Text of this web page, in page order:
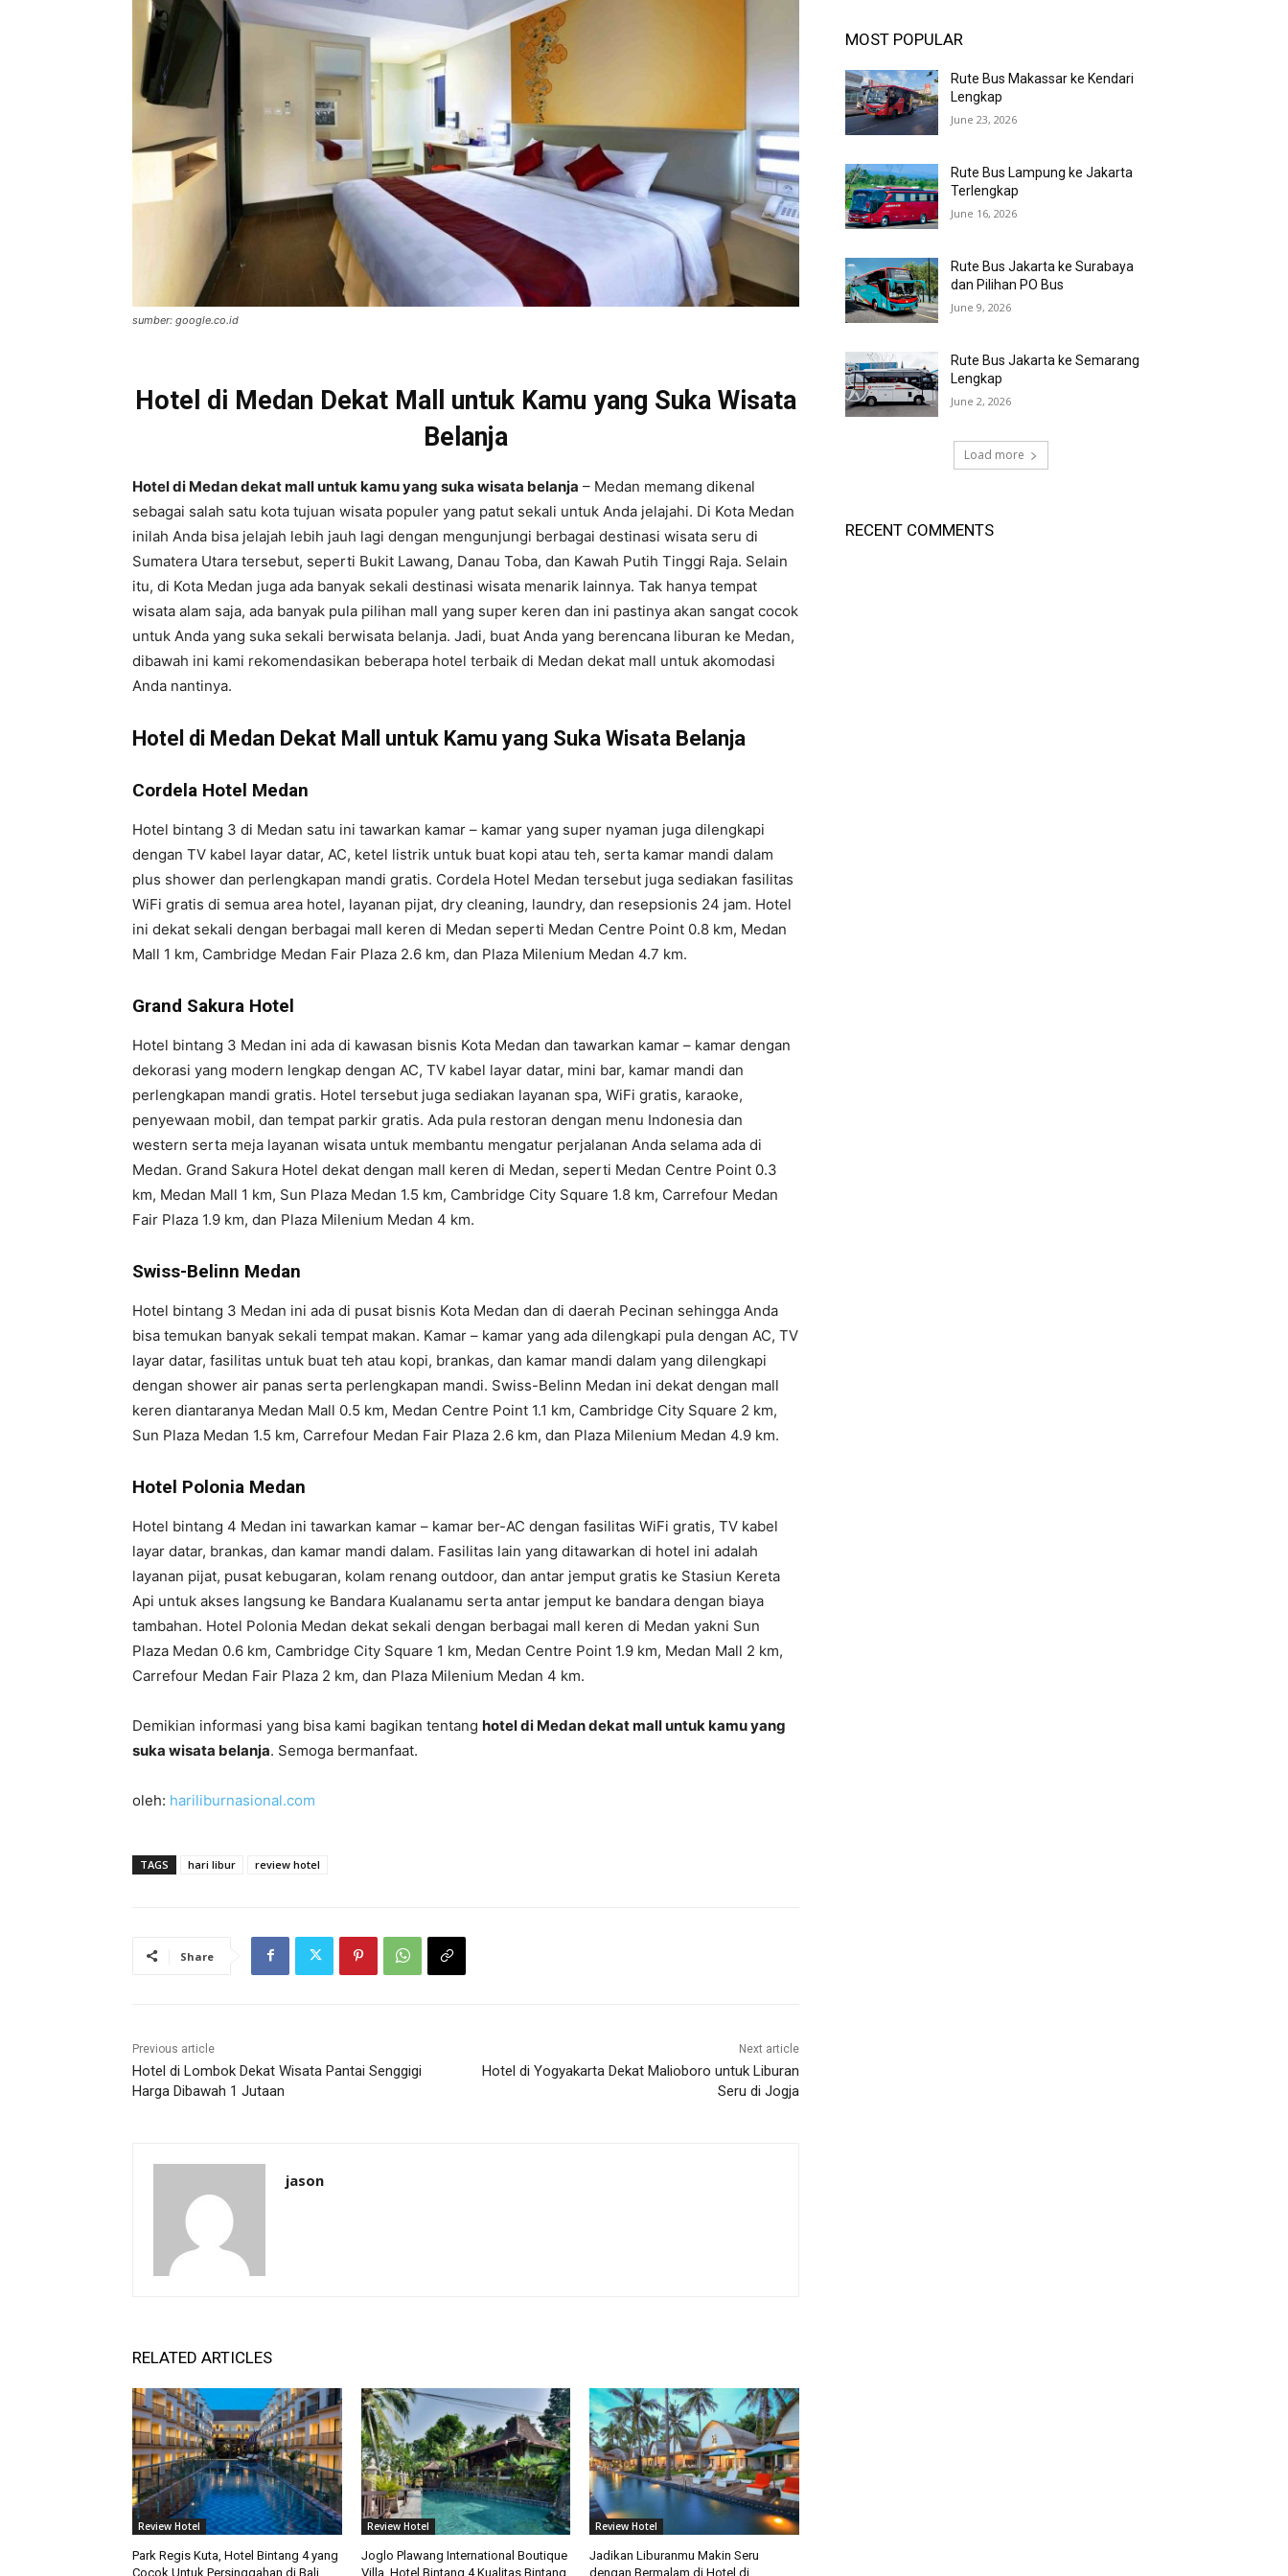
sumber: google.co.id
Hotel di Medan Dekat Mall untuk Kamu yang Suka Wisata
Belanja
Hotel di Medan dekat mall untuk kamu yang suka wisata belanja – Medan memang dikenal
sebagai salah satu kota tujuan wisata populer yang patut sekali untuk Anda jelajahi. Di Kota Medan
inilah Anda bisa jelajah lebih jauh lagi dengan mengunjungi berbagai destinasi wisata seru di
Sumatera Utara tersebut, seperti Bukit Lawang, Danau Toba, dan Kawah Putih Tinggi Raja. Selain
itu, di Kota Medan juga ada banyak sekali destinasi wisata menarik lainnya. Tak hanya tempat
wisata alam saja, ada banyak pula pilihan mall yang super keren dan ini pastinya akan sangat cocok
untuk Anda yang suka sekali berwisata belanja. Jadi, buat Anda yang berencana liburan ke Medan,
dibawah ini kami rekomendasikan beberapa hotel terbaik di Medan dekat mall untuk akomodasi
Anda nantinya.
Hotel di Medan Dekat Mall untuk Kamu yang Suka Wisata Belanja
Cordela Hotel Medan
Hotel bintang 3 di Medan satu ini tawarkan kamar – kamar yang super nyaman juga dilengkapi
dengan TV kabel layar datar, AC, ketel listrik untuk buat kopi atau teh, serta kamar mandi dalam
plus shower dan perlengkapan mandi gratis. Cordela Hotel Medan tersebut juga sediakan fasilitas
WiFi gratis di semua area hotel, layanan pijat, dry cleaning, laundry, dan resepsionis 24 jam. Hotel
ini dekat sekali dengan berbagai mall keren di Medan seperti Medan Centre Point 0.8 km, Medan
Mall 1 km, Cambridge Medan Fair Plaza 2.6 km, dan Plaza Milenium Medan 4.7 km.
Grand Sakura Hotel
Hotel bintang 3 Medan ini ada di kawasan bisnis Kota Medan dan tawarkan kamar – kamar dengan
dekorasi yang modern lengkap dengan AC, TV kabel layar datar, mini bar, kamar mandi dan
perlengkapan mandi gratis. Hotel tersebut juga sediakan layanan spa, WiFi gratis, karaoke,
penyewaan mobil, dan tempat parkir gratis. Ada pula restoran dengan menu Indonesia dan
western serta meja layanan wisata untuk membantu mengatur perjalanan Anda selama ada di
Medan. Grand Sakura Hotel dekat dengan mall keren di Medan, seperti Medan Centre Point 0.3
km, Medan Mall 1 km, Sun Plaza Medan 1.5 km, Cambridge City Square 1.8 km, Carrefour Medan
Fair Plaza 1.9 km, dan Plaza Milenium Medan 4 km.
Swiss-Belinn Medan
Hotel bintang 3 Medan ini ada di pusat bisnis Kota Medan dan di daerah Pecinan sehingga Anda
bisa temukan banyak sekali tempat makan. Kamar – kamar yang ada dilengkapi pula dengan AC, TV
layar datar, fasilitas untuk buat teh atau kopi, brankas, dan kamar mandi dalam yang dilengkapi
dengan shower air panas serta perlengkapan mandi. Swiss-Belinn Medan ini dekat dengan mall
keren diantaranya Medan Mall 0.5 km, Medan Centre Point 1.1 km, Cambridge City Square 2 km,
Sun Plaza Medan 1.5 km, Carrefour Medan Fair Plaza 2.6 km, dan Plaza Milenium Medan 4.9 km.
Hotel Polonia Medan
Hotel bintang 4 Medan ini tawarkan kamar – kamar ber-AC dengan fasilitas WiFi gratis, TV kabel
layar datar, brankas, dan kamar mandi dalam. Fasilitas lain yang ditawarkan di hotel ini adalah
layanan pijat, pusat kebugaran, kolam renang outdoor, dan antar jemput gratis ke Stasiun Kereta
Api untuk akses langsung ke Bandara Kualanamu serta antar jemput ke bandara dengan biaya
tambahan. Hotel Polonia Medan dekat sekali dengan berbagai mall keren di Medan yakni Sun
Plaza Medan 0.6 km, Cambridge City Square 1 km, Medan Centre Point 1.9 km, Medan Mall 2 km,
Carrefour Medan Fair Plaza 2 km, dan Plaza Milenium Medan 4 km.
Demikian informasi yang bisa kami bagikan tentang hotel di Medan dekat mall untuk kamu yang
suka wisata belanja. Semoga bermanfaat.
oleh: hariliburnasional.com
TAGS hari libur review hotel
Share
Previous article
Hotel di Lombok Dekat Wisata Pantai Senggigi
Harga Dibawah 1 Jutaan
Next article
Hotel di Yogyakarta Dekat Malioboro untuk Liburan
Seru di Jogja
jason
RELATED ARTICLES
Review Hotel
Park Regis Kuta, Hotel Bintang 4 yang
Cocok Untuk Persinggahan di Bali
Review Hotel
Joglo Plawang International Boutique
Villa, Hotel Bintang 4 Kualitas Bintang
Review Hotel
Jadikan Liburanmu Makin Seru
dengan Bermalam di Hotel di
MOST POPULAR
Rute Bus Makassar ke Kendari
Lengkap
June 23, 2026
Rute Bus Lampung ke Jakarta
Terlengkap
June 16, 2026
Rute Bus Jakarta ke Surabaya
dan Pilihan PO Bus
June 9, 2026
Rute Bus Jakarta ke Semarang
Lengkap
June 2, 2026
Load more
RECENT COMMENTS